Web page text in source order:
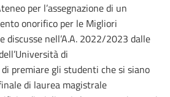
per l’assegnazione di un
onorifico per le Migliori
discusse nell’A.A. 2022/2023 dalle
di
premiare gli studenti che si siano
di laurea magistrale